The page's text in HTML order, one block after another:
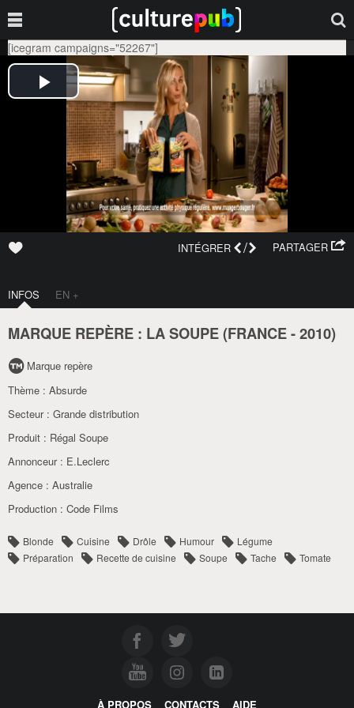
[icegram campaigns="52267"]
PARTAGER
INTÉGRER /
INFOS EN +
MARQUE REPÈRE : LA SOUPE (FRANCE-2010)
Marque repère
Thème : Absurde
Secteur : Grande distribution
Produit : Régal Soupe
Annonceur : E.Leclerc
Agence : Australie
Production : Code Films
Blonde Cuisine Drôle Humour
Légume
Préparation
Recette de cuisine Soupe Tache Tomate
À PROPOS CONTACTS AIDE